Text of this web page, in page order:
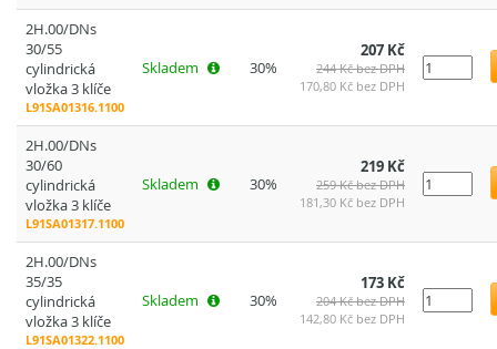
2H.00/DNs
30/55
cylindrická
vložka 3 klíče
L91SA01316.1100
Skladem 30%
207 Kč
244 Kč bez DPH
170,80 Kč bez DPH
2H.00/DNs
30/60
cylindrická
vložka 3 klíče
L91SA01317.1100
Skladem 30%
219 Kč
259 Kč bez DPH
181,30 Kč bez DPH
2H.00/DNs
35/35
cylindrická
vložka 3 klíče
L91SA01322.1100
Skladem 30%
173 Kč
204 Kč bez DPH
142,80 Kč bez DPH